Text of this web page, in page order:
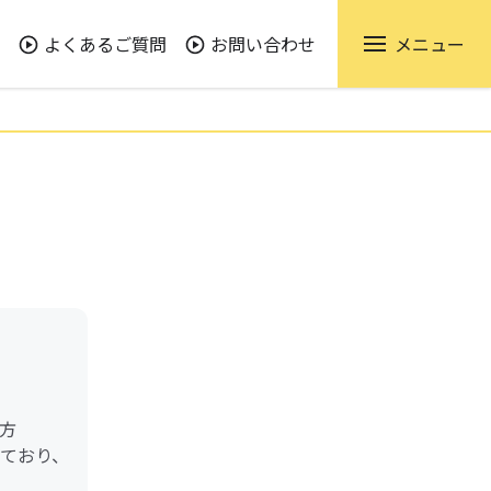
よくあるご質問 お問い合わせ メニュー
おり、